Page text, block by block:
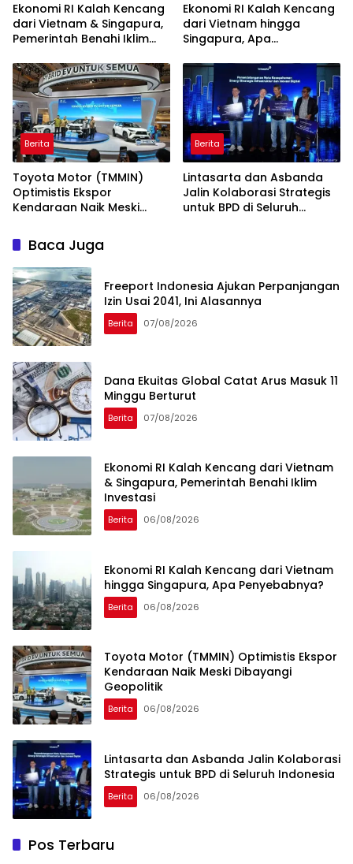
Ekonomi RI Kalah Kencang
dari Vietnam & Singapura,
Pemerintah Benahi Iklim
Ekonomi RI Kalah Kencang
dari Vietnam hingga
Singapura, Apa
Berita
Toyota Motor (TMMIN)
Optimistis Ekspor
Kendaraan Naik Meski
Berita
Lintasarta dan Asbanda
Jalin Kolaborasi Strategis
untuk BPD di Seluruh
Baca Juga
Freeport Indonesia Ajukan Perpanjangan
Izin Usai 2041, Ini Alasannya
Berita 07/08/2026
Dana Ekuitas Global Catat Arus Masuk 11
Minggu Berturut
Berita 07/08/2026
Ekonomi RI Kalah Kencang dari Vietnam
& Singapura, Pemerintah Benahi Iklim
Investasi
Berita 06/08/2026
Ekonomi RI Kalah Kencang dari Vietnam
hingga Singapura, Apa Penyebabnya?
Berita 06/08/2026
Toyota Motor (TMMIN) Optimistis Ekspor
Kendaraan Naik Meski Dibayangi
Geopolitik
Berita 06/08/2026
Lintasarta dan Asbanda Jalin Kolaborasi
Strategis untuk BPD di Seluruh Indonesia
Berita 06/08/2026
Pos Terbaru